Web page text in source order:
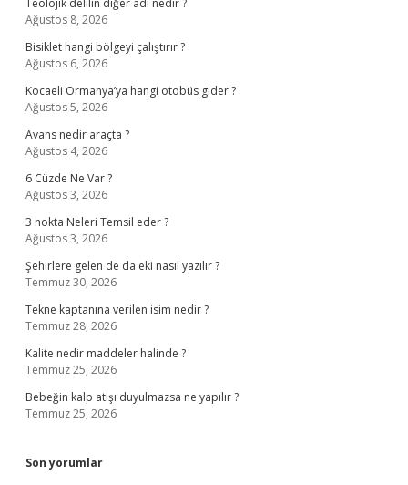
Teolojik delilin diğer adı nedir ?
Ağustos 8, 2026
Bisiklet hangi bölgeyi çalıştırır ?
Ağustos 6, 2026
Kocaeli Ormanya’ya hangi otobüs gider ?
Ağustos 5, 2026
Avans nedir araçta ?
Ağustos 4, 2026
6 Cüzde Ne Var ?
Ağustos 3, 2026
3 nokta Neleri Temsil eder ?
Ağustos 3, 2026
Şehirlere gelen de da eki nasıl yazılır ?
Temmuz 30, 2026
Tekne kaptanına verilen isim nedir ?
Temmuz 28, 2026
Kalite nedir maddeler halinde ?
Temmuz 25, 2026
Bebeğin kalp atışı duyulmazsa ne yapılır ?
Temmuz 25, 2026
Son yorumlar